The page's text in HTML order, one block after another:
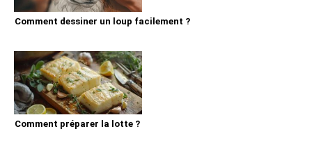
Comment dessiner un loup facilement ?
Comment préparer la lotte ?